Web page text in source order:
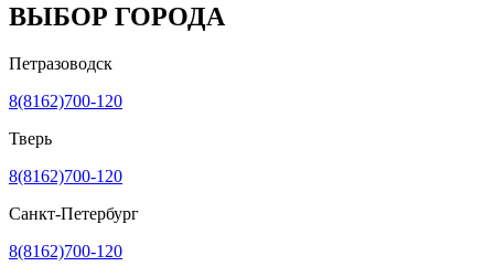
ВЫБОР ГОРОДА
Петразоводск
8(8162)700-120
Тверь
8(8162)700-120
Санкт-Петербург
8(8162)700-120